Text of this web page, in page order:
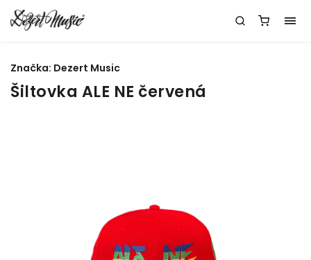
Šiltovka ALE NE červená
Značka: Dezert Music